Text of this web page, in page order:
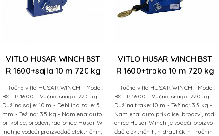
VITLO HUSAR WINCH BST
R 1600+sajla 10 m 720 kg
- Ručno vitlo HUSAR WINCH - Model:
BST R 1600 - Vučna snaga: 720 kg -
Dužina sajle: 10 m - Debljina sajle: 5
mm - Težina: 3,5 kg - Namjena: auto
prikolice, brodovi, radionice Husar W
inch je vodeći proizvođač električnih,
VITLO HUSAR WINCH BST
R 1600+traka 10 m 720 kg
- Ručno vitlo HUSAR WINCH - Model:
BST R 1600 - Vučna snaga: 720 kg -
Dužina trake: 10 m - Težina: 3,5 kg -
Namjena: auto prikolice, brodovi, radi
onice Husar Winch je vodeći proizvo
đač električnih, hidrauličkih i ručnih